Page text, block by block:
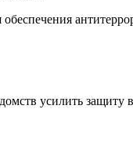
усилить защиту